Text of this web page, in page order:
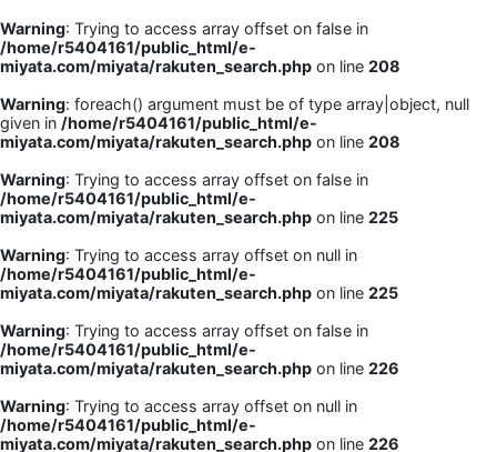
Warning: Trying to access array offset on false in
/home/r5404161/public_html/e-
miyata.com/miyata/rakuten_search.php on line 208
Warning: foreach() argument must be of type array|object, null
given in /home/r5404161/public_html/e-
miyata.com/miyata/rakuten_search.php on line 208
Warning: Trying to access array offset on false in
/home/r5404161/public_html/e-
miyata.com/miyata/rakuten_search.php on line 225
Warning: Trying to access array offset on null in
/home/r5404161/public_html/e-
miyata.com/miyata/rakuten_search.php on line 225
Warning: Trying to access array offset on false in
/home/r5404161/public_html/e-
miyata.com/miyata/rakuten_search.php on line 226
Warning: Trying to access array offset on null in
/home/r5404161/public_html/e-
miyata.com/miyata/rakuten_search.php on line 226